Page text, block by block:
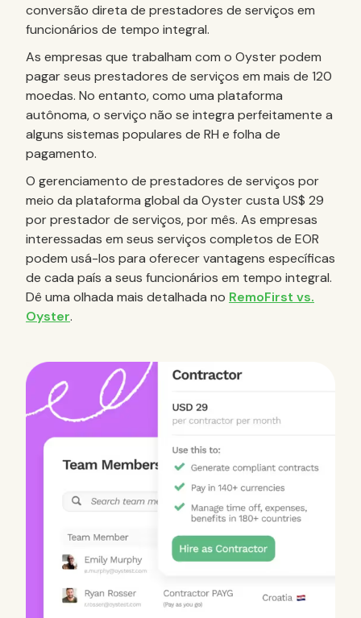
conversão direta de prestadores de serviços em
funcionários de tempo integral.
As empresas que trabalham com o Oyster podem
pagar seus prestadores de serviços em mais de 120
moedas. No entanto, como uma plataforma
autônoma, o serviço não se integra perfeitamente a
alguns sistemas populares de RH e folha de
pagamento.
O gerenciamento de prestadores de serviços por
meio da plataforma global da Oyster custa US$ 29
por prestador de serviços, por mês. As empresas
interessadas em seus serviços completos de EOR
podem usá-los para oferecer vantagens específicas
de cada país a seus funcionários em tempo integral.
Dê uma olhada mais detalhada no RemoFirst vs.
Oyster.